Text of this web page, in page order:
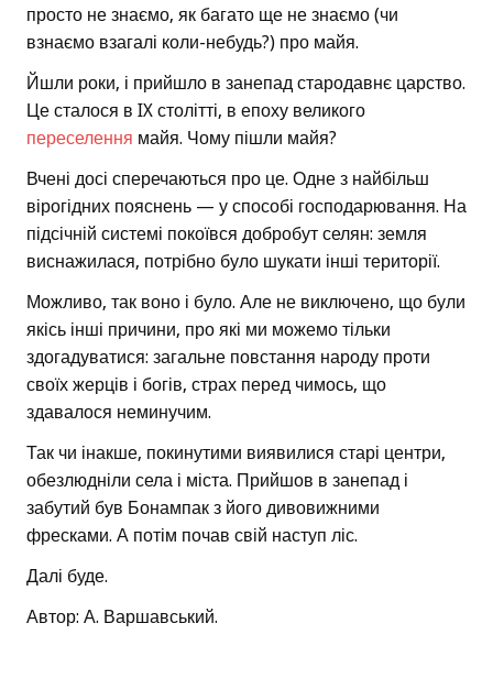
просто не знаємо, як багато ще не знаємо (чи
взнаємо взагалі коли-небудь?) про майя.
Йшли роки, і прийшло в занепад стародавнє царство.
Це сталося в IX столітті, в епоху великого
переселення майя. Чому пішли майя?
Вчені досі сперечаються про це. Одне з найбільш
вірогідних пояснень — у способі господарювання. На
підсічній системі покоївся добробут селян: земля
виснажилася, потрібно було шукати інші території.
Можливо, так воно і було. Але не виключено, що були
якісь інші причини, про які ми можемо тільки
здогадуватися: загальне повстання народу проти
своїх жерців і богів, страх перед чимось, що
здавалося неминучим.
Так чи інакше, покинутими виявилися старі центри,
обезлюдніли села і міста. Прийшов в занепад і
забутий був Бонампак з його дивовижними
фресками. А потім почав свій наступ ліс.
Далі буде.
Автор: А. Варшавський.